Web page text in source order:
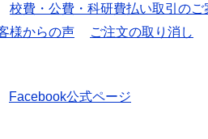
校費・公費・科研費払い取引のご
様からの声 ご注文の取り消し
Facebook公式ページ